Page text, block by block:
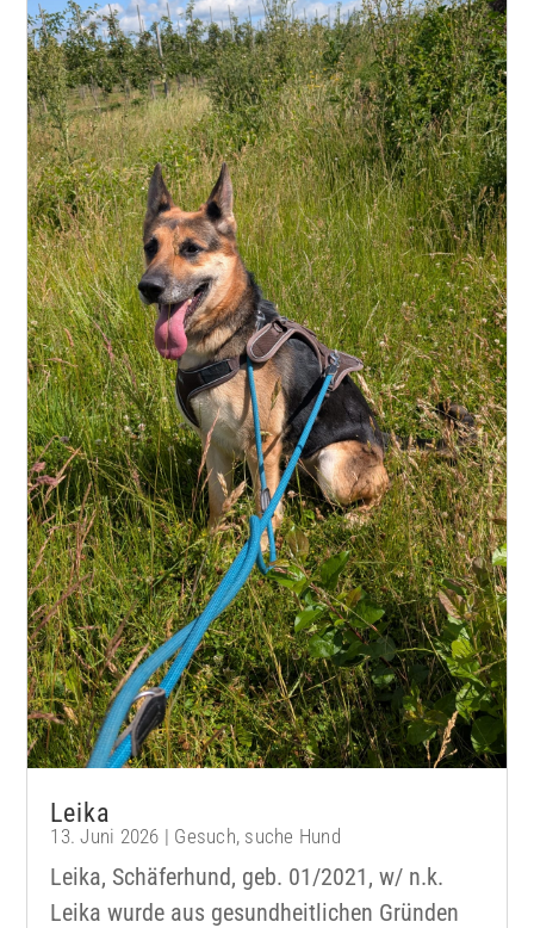
Leika
13. Juni 2026 | Gesuch, suche Hund
Leika, Schäferhund, geb. 01/2021, w/ n.k.
Leika wurde aus gesundheitlichen Gründen